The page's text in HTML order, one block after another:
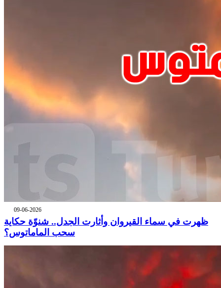
09-06-2026
ظهرت في سماء القيروان وأثارت الجدل.. شنوّة حكاية
سحب الماماتوس؟